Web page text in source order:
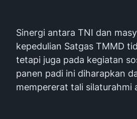
Sinergi antara TNI dan
kepedulian Satgas TMMD
tetapi juga pada kegiatan
panen padi ini diharapkan
mempererat tali silaturahmi